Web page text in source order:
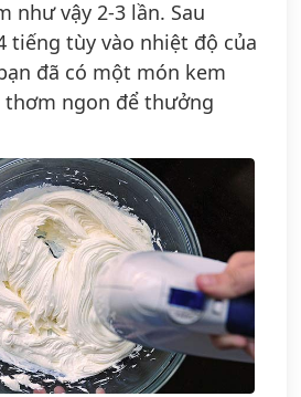
như vậy 2-3 lần. Sau
tiếng tùy vào nhiệt độ của
đã có một món kem
thơm ngon để thưởng